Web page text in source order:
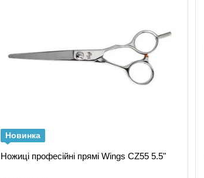
Новинка
Ножиці професійні прямі Wings CZ55 5.5"